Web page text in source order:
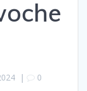
| 0